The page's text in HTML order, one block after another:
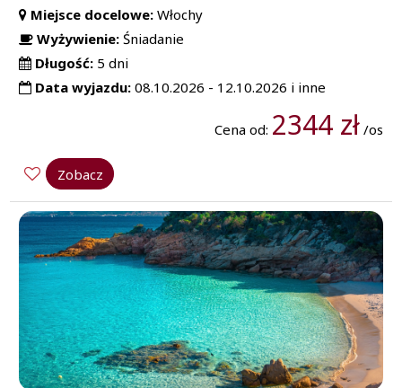
Miejsce docelowe: Włochy
Wyżywienie: Śniadanie
Długość: 5 dni
Data wyjazdu:08.10.2026 - 12.10.2026 i inne
Cena od: 2344 zł/os
Zobacz